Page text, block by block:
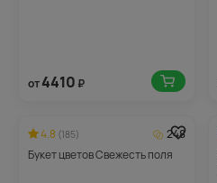
от4410 ₽
4.8 (185)
248
Букет цветов Свежесть поля